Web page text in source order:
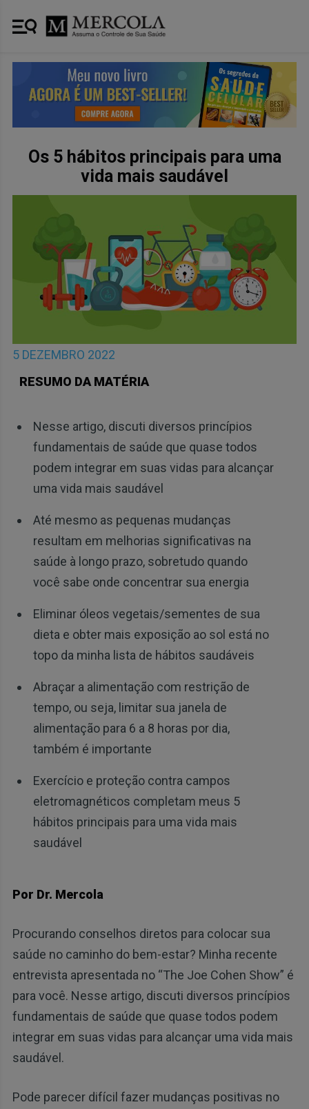
Os 5 hábitos principais para uma
vida mais saudável
5 DEZEMBRO 2022
RESUMO DA MATÉRIA
Nesse artigo, discuti diversos princípios
fundamentais de saúde que quase todos
podem integrar em suas vidas para alcançar
uma vida mais saudável
Até mesmo as pequenas mudanças
resultam em melhorias significativas na
saúde à longo prazo, sobretudo quando
você sabe onde concentrar sua energia
Eliminar óleos vegetais/sementes de sua
dieta e obter mais exposição ao sol está no
topo da minha lista de hábitos saudáveis
Abraçar a alimentação com restrição de
tempo, ou seja, limitar sua janela de
alimentação para 6 a 8 horas por dia,
também é importante
Exercício e proteção contra campos
eletromagnéticos completam meus 5
hábitos principais para uma vida mais
saudável
Por Dr. Mercola
Procurando conselhos diretos para colocar sua
saúde no caminho do bem-estar? Minha recente
entrevista apresentada no “The Joe Cohen Show” é
para você. Nesse artigo, discuti diversos princípios
fundamentais de saúde que quase todos podem
integrar em suas vidas para alcançar uma vida mais
saudável.
Pode parecer difícil fazer mudanças positivas no